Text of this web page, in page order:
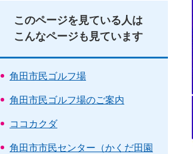
このページを見ている人は
こんなページも見ています
角田市民ゴルフ場
角田市民ゴルフ場のご案内
ココカクダ
角田市市民センター（かくだ田園